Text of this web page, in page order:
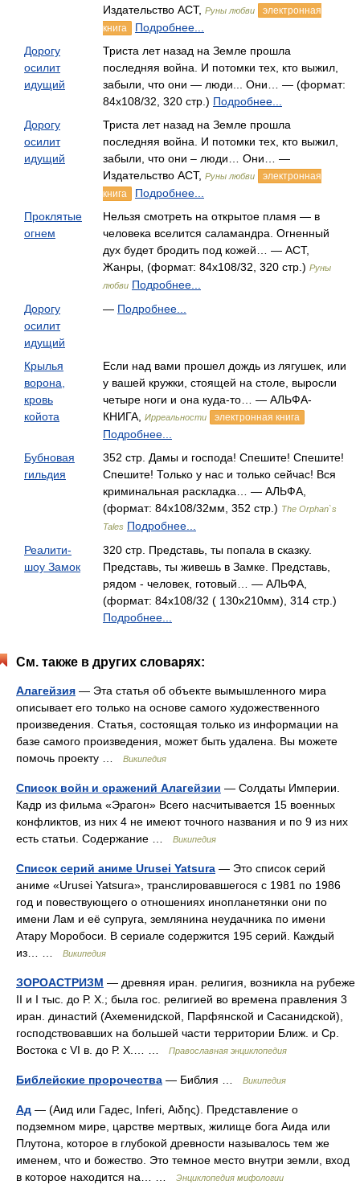
Издательство АСТ, Руны любви
электронная
книга
Подробнее...
Дорогу
осилит
идущий
Триста лет назад на Земле прошла
последняя война. И потомки тех, кто выжил,
забыли, что они — люди... Они… — (формат:
84x108/32, 320 стр.) Подробнее...
Дорогу
осилит
идущий
Триста лет назад на Земле прошла
последняя война. И потомки тех, кто выжил,
забыли, что они – люди… Они… —
Издательство АСТ, Руны любви
электронная
книга
Подробнее...
Проклятые
огнем
Нельзя смотреть на открытое пламя — в
человека вселится саламандра. Огненный
дух будет бродить под кожей… — АСТ,
Жанры, (формат: 84x108/32, 320 стр.) Руны
любви Подробнее...
Дорогу
осилит
идущий
— Подробнее...
Крылья
ворона,
кровь
койота
Если над вами прошел дождь из лягушек, или
у вашей кружки, стоящей на столе, выросли
четыре ноги и она куда-то… — АЛЬФА-
КНИГА,
Ирреальности электронная книга
Подробнее...
Бубновая
гильдия
352 стр. Дамы и господа! Спешите! Спешите!
Спешите! Только у нас и только сейчас! Вся
криминальная раскладка… — АЛЬФА,
(формат: 84x108/32мм, 352 стр.) The Orphan`s
Tales Подробнее...
Реалити-
шоу Замок
320 стр. Представь, ты попала в сказку.
Представь, ты живешь в Замке. Представь,
рядом - человек, готовый… — АЛЬФА,
(формат: 84x108/32 ( 130x210мм), 314 стр.)
Подробнее...
См. также в других словарях:
Алагейзия — Эта статья об объекте вымышленного мира
описывает его только на основе самого художественного
произведения. Статья, состоящая только из информации на
базе самого произведения, может быть удалена. Вы можете
помочь проекту …
Википедия
Список войн и сражений Алагейзии — Солдаты Империи.
Кадр из фильма «Эрагон» Всего насчитывается 15 военных
конфликтов, из них 4 не имеют точного названия и по 9 из них
есть статьи. Содержание …
Википедия
Список серий аниме Urusei Yatsura — Это список серий
аниме «Urusei Yatsura», транслировавшегося с 1981 по 1986
год и повествующего о отношениях инопланетянки они по
имени Лам и её супруга, землянина неудачника по имени
Атару Моробоси. В сериале содержится 195 серий. Каждый
из… …
Википедия
ЗОРОАСТРИЗМ — древняя иран. религия, возникла на рубеже
II и I тыс. до Р. Х.; была гос. религией во времена правления 3
иран. династий (Ахеменидской, Парфянской и Сасанидской),
господствовавших на большей части территории Ближ. и Ср.
Востока с VI в. до Р. Х.… …
Православная энциклопедия
Библейские пророчества — Библия … Википедия
Ад — (Аид или Гадес, Inferi, Αιδης). Представление о
подземном мире, царстве мертвых, жилище бога Аида или
Плутона, которое в глубокой древности называлось тем же
именем, что и божество. Это темное место внутри земли, вход
в которое находится на… …
Энциклопедия мифологии